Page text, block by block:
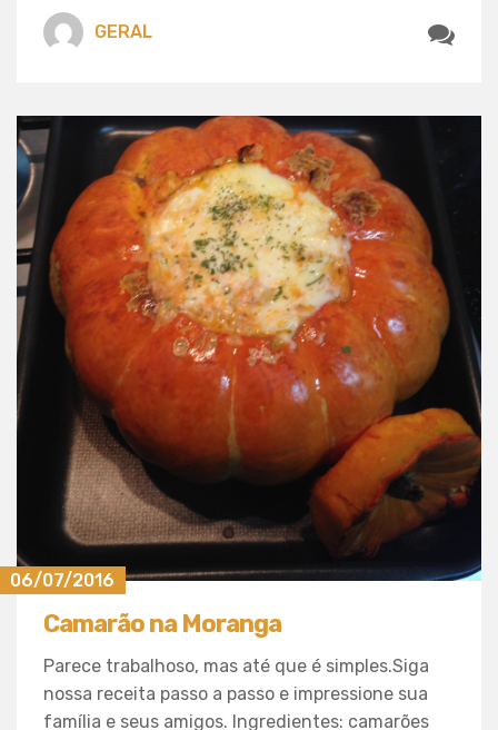
GERAL
06/07/2016
Camarão na Moranga
Parece trabalhoso, mas até que é simples.Siga
nossa receita passo a passo e impressione sua
família e seus amigos. Ingredientes: camarões